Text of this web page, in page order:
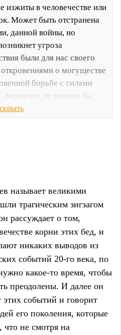
изжиты в человечестве или
Может быть отстранена
данной войны, но
угроза
были для нас своего
о могуществе
борьбе с силами
вероятно, не поняли бы
бы им преувеличенной,
об исторических
и соучастием в
размаха. И не
душе как плод
и глубоких её сторон.
называет великими
трагическим зигзагом
рассуждает о том,
корни этих бед, и
никаких выводов из
событий 20-го века, по
какое-то время, чтобы
преодолены. И далее он
этих событий и говорит
его поколения, которые
что не смотря на